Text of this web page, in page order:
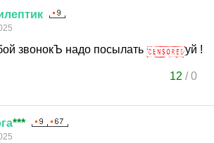
звонокЪ надо посылать уй !
12 /0
***